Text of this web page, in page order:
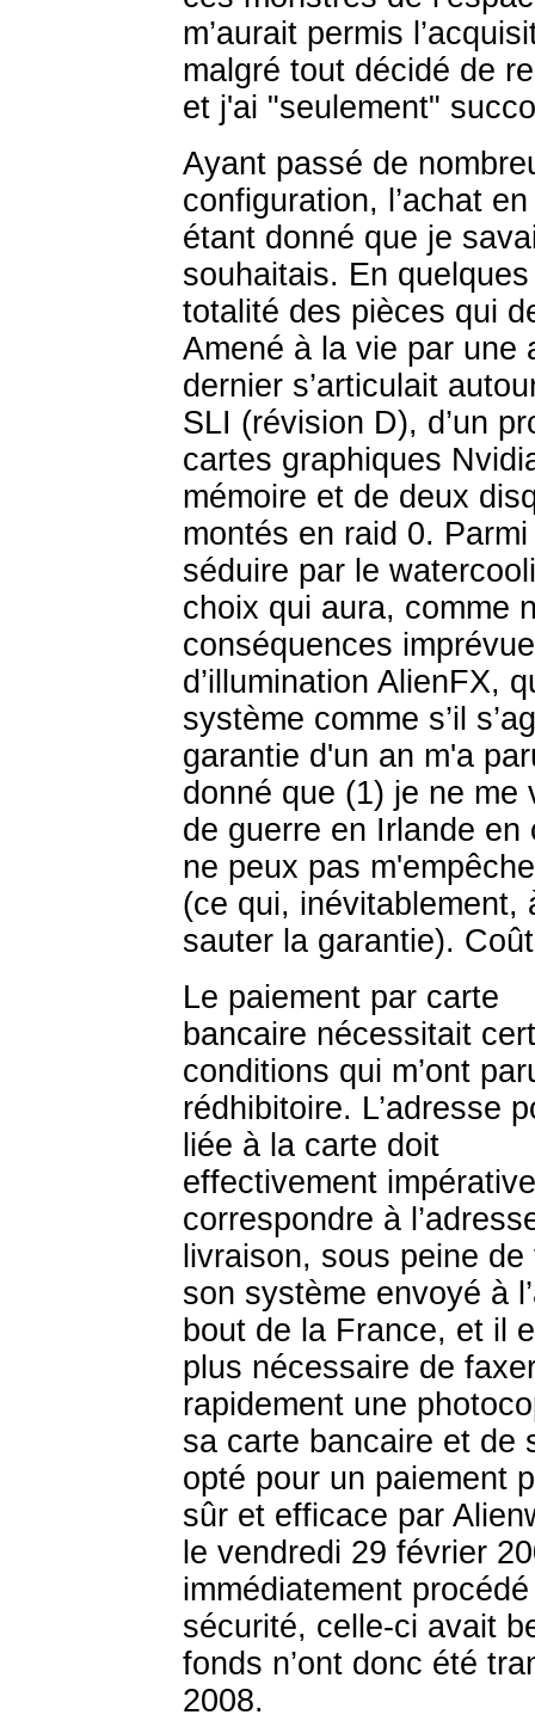
m’aurait permis
malgré tout décidé de
et j'ai "seulement"
Ayant passé de
configuration, l’achat
étant donné que je
souhaitais. En
totalité des pièces qui
Amené à la vie par une
dernier s’articulait
SLI (révision D), d’un
cartes graphiques
mémoire et de deux
montés en raid 0.
séduire par le
choix qui aura, comme
conséquences
d’illumination AlienFX,
système comme s’il
garantie d'un an m'a
donné que (1) je ne me
de guerre en Irlande
ne peux pas
(ce qui, inévitablement,
sauter la garantie).
Le paiement par carte
bancaire nécessitait
conditions qui m’ont
rédhibitoire. L’adresse
liée à la carte doit
effectivement
correspondre à
livraison, sous peine de
son système envoyé à
bout de la France, et il
plus nécessaire de
rapidement une
sa carte bancaire et de
opté pour un paiement
sûr et efficace par
le vendredi 29 février
immédiatement
sécurité, celle-ci avait
fonds n’ont donc été
2008.